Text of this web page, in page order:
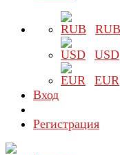
RUB
USD
EUR
Вход
Регистрация